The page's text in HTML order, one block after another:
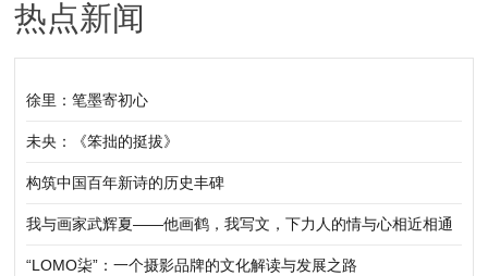
诗歌咏颂会（组图）
热点新闻
徐里：笔墨寄初心
未央：《笨拙的挺拔》
构筑中国百年新诗的历史丰碑
我与画家武辉夏——他画鹤，我写文，下力人的情与心相近相通
“LOMO柒”：一个摄影品牌的文化解读与发展之路